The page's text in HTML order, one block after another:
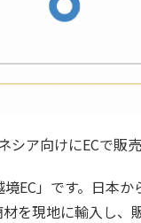
ア向けにECで販
EC」です。日本
を現地に輸入し